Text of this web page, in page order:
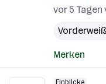
vor 5
Merken
Einblicke